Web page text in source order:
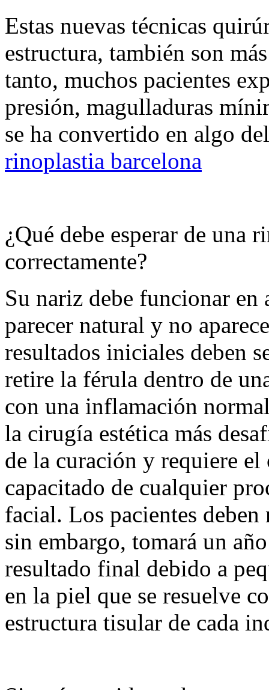
Estas nuevas técnicas
estructura, también son
tanto, muchos pacientes
presión, magulladuras
se ha convertido en algo
rinoplastia barcelona
¿Qué debe esperar de una
correctamente?
Su nariz debe funcionar en
parecer natural y no
resultados iniciales deben
retire la férula dentro de
con una inflamación
la cirugía estética más
de la curación y requiere
capacitado de cualquier
facial. Los pacientes
sin embargo, tomará un
resultado final debido a
en la piel que se resuelve
estructura tisular de cada